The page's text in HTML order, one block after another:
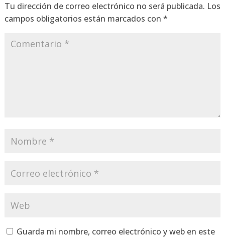
Tu dirección de correo electrónico no será publicada. Los
campos obligatorios están marcados con *
Guarda mi nombre, correo electrónico y web en este